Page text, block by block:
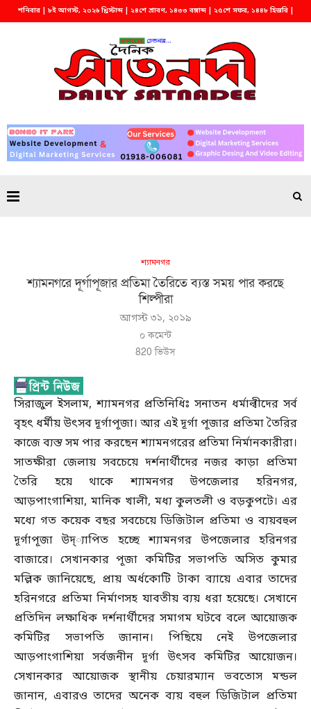
শনিবার | ৮ই আগস্ট, ২০২৬ খ্রিস্টাব্দ | ২৪শে শ্রাবণ, ১৪৩৩ বঙ্গাব্দ | ২৫শে সফর, ১৪৪৮ হিজরি |
শ্যামনগর
শ্যামনগরে দূর্গাপূজার প্রতিমা তৈরিতে ব্যস্ত সময় পার করছে
শিল্পীরা
আগস্ট ৩১, ২০১৯
০ কমেন্ট
820 ভিউস
সিরাজুল ইসলাম, শ্যামনগর প্রতিনিধিঃ সনাতন ধর্মাল্বীদের সর্ব
বৃহৎ ধর্মীয় উৎসব দূর্গাপূজা। আর এই দূর্গা পূজার প্রতিমা তৈরির
কাজে ব্যস্ত সম পার করছেন শ্যামনগরের প্রতিমা নির্মানকারীরা।
সাতক্ষীরা জেলায় সবচেয়ে দর্শনার্থীদের নজর কাড়া প্রতিমা
তৈরি হয়ে থাকে শ্যামনগর উপজেলার হরিনগর,
আড়পাংগাশিয়া, মানিক খালী, মধ্য কুলতলী ও বড়কুপটে। এর
মধ্যে গত কয়েক বছর সবচেয়ে ডিজিটাল প্রতিমা ও ব্যয়বহুল
দূর্গাপূজা উদ্্যাপিত হচ্ছে শ্যামনগর উপজেলার হরিনগর
বাজারে। সেখানকার পূজা কমিটির সভাপতি অসিত কুমার
মল্লিক জানিয়েছে, প্রায় অর্ধকোটি টাকা ব্যায়ে এবার তাদের
হরিনগরে প্রতিমা নির্মাণসহ যাবতীয় ব্যয় ধরা হয়েছে। সেখানে
প্রতিদিন লক্ষাধিক দর্শনার্থীদের সমাগম ঘটবে বলে আয়োজক
কমিটির সভাপতি জানান। পিছিয়ে নেই উপজেলার
আড়পাংগাশিয়া সর্বজনীন দূর্গা উৎসব কমিটির আয়োজন।
সেখানকার আয়োজক স্থানীয় চেয়ারম্যান ভবতোস মন্ডল
জানান, এবারও তাদের অনেক ব্যয় বহুল ডিজিটাল প্রতিমা